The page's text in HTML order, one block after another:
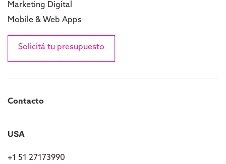
Marketing Digital
Mobile & Web Apps
Solicitá tu presupuesto
Contacto
USA
+1 51 27173990